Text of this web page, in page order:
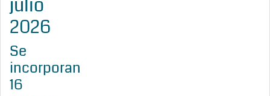
julio
2026
Se
incorporan
16